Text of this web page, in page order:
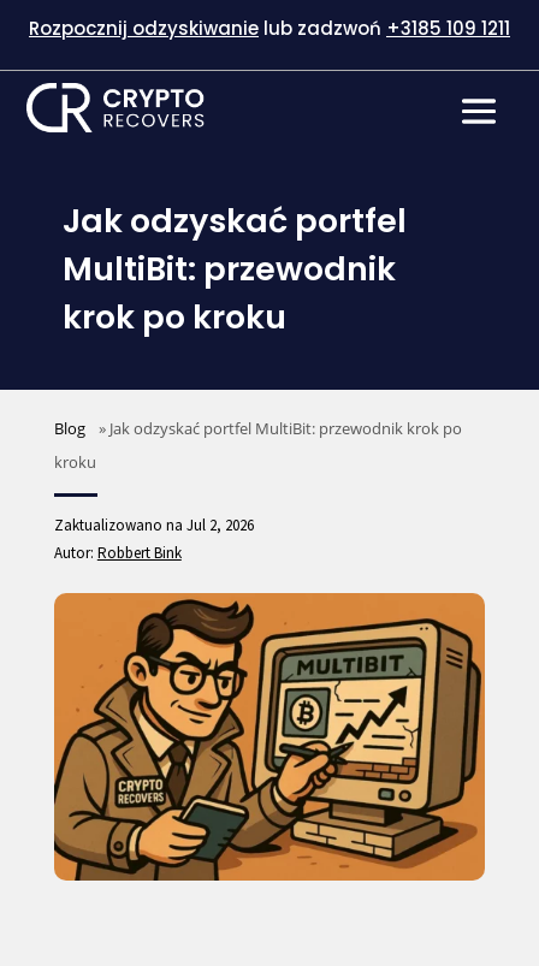
Rozpocznij odzyskiwanie lub zadzwoń +3185 109 1211
Jak odzyskać portfel
MultiBit: przewodnik
krok po kroku
Blog » Jak odzyskać portfel MultiBit: przewodnik krok po
kroku
Zaktualizowano na Jul 2, 2026
Autor: Robbert Bink